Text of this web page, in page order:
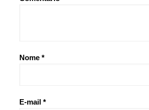
Nome *
E-mail *